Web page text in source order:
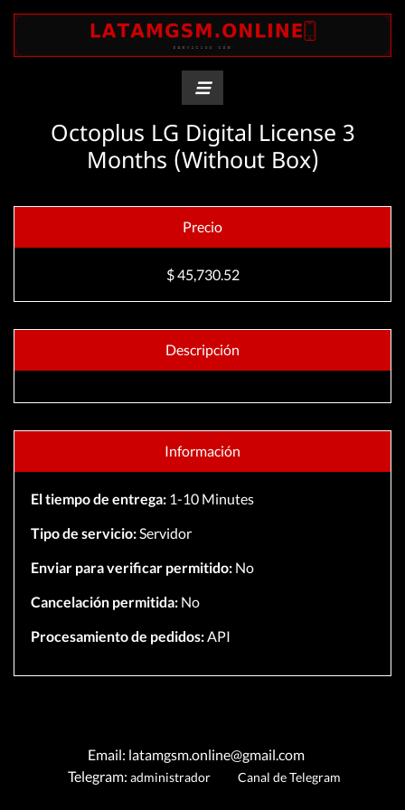
Octoplus LG Digital License 3
Months (Without Box)
Precio
$ 45,730.52
Descripción
Información
El tiempo de entrega:1-10 Minutes
Tipo de servicio:Servidor
Enviar para verificar permitido:No
Cancelación permitida:No
Procesamiento de pedidos:API
Email: latamgsm.online@gmail.com
Telegram: administrador Canal de Telegram